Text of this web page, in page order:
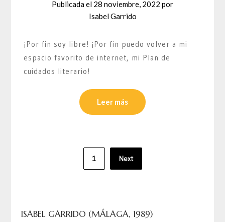
Publicada el 28 noviembre, 2022 por
Isabel Garrido
¡Por fin soy libre! ¡Por fin puedo volver a mi
espacio favorito de internet, mi Plan de
cuidados literario!
Leer más
1 Next
ISABEL GARRIDO (MÁLAGA, 1989)